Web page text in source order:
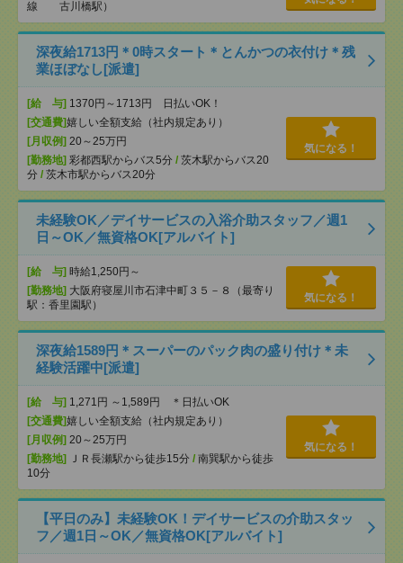
線 古川橋駅）
深夜給1713円＊0時スタート＊とんかつの衣付け＊残
業ほぼなし[派遣]
[給 与] 1370円～1713円 日払いOK！
[交通費]嬉しい全額支給（社内規定あり）
[月収例] 20～25万円
[勤務地] 彩都西駅からバス5分 / 茨木駅からバス20
分 / 茨木市駅からバス20分
気になる！
未経験OK／デイサービスの入浴介助スタッフ／週1
日～OK／無資格OK[アルバイト]
[給 与] 時給1,250円～
[勤務地] 大阪府寝屋川市石津中町３５－８（最寄り
駅：香里園駅）
気になる！
深夜給1589円＊スーパーのパック肉の盛り付け＊未
経験活躍中[派遣]
[給 与] 1,271円 ～1,589円 ＊日払いOK
[交通費]嬉しい全額支給（社内規定あり）
[月収例] 20～25万円
[勤務地]
ＪＲ長瀬駅から徒歩15分 / 南巽駅から徒歩
10分
気になる！
【平日のみ】未経験OK！デイサービスの介助スタッ
フ／週1日～OK／無資格OK[アルバイト]